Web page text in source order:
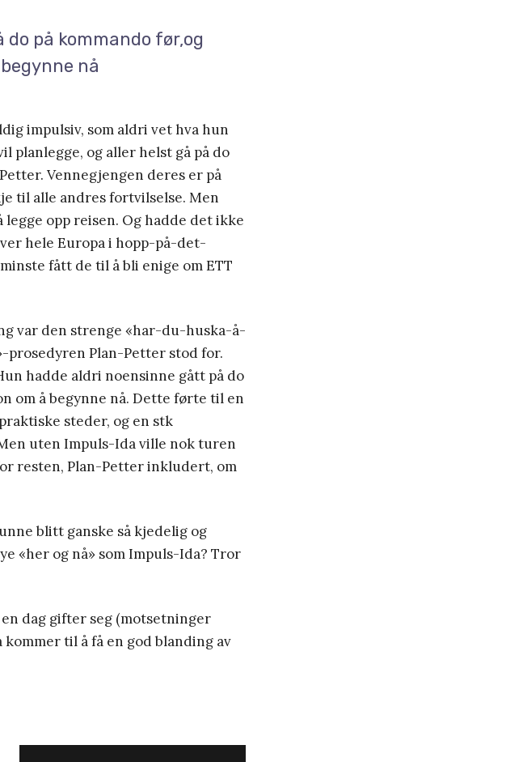
på kommando før,og
nå
impulsiv, som aldri vet hva hun
planlegge, og aller helst gå på do
Vennegjengen deres er på
til alle andres fortvilselse. Men
opp reisen. Og hadde det ikke
hele Europa i hopp-på-det-
fått de til å bli enige om ETT
var den strenge «har-du-huska-å-
Plan-Petter stod for.
hadde aldri noensinne gått på do
om å begynne nå. Dette førte til en
steder, og en stk
uten Impuls-Ida ville nok turen
resten, Plan-Petter inkludert, om
blitt ganske så kjedelig og
«her og nå» som Impuls-Ida? Tror
dag gifter seg (motsetninger
til å få en god blanding av